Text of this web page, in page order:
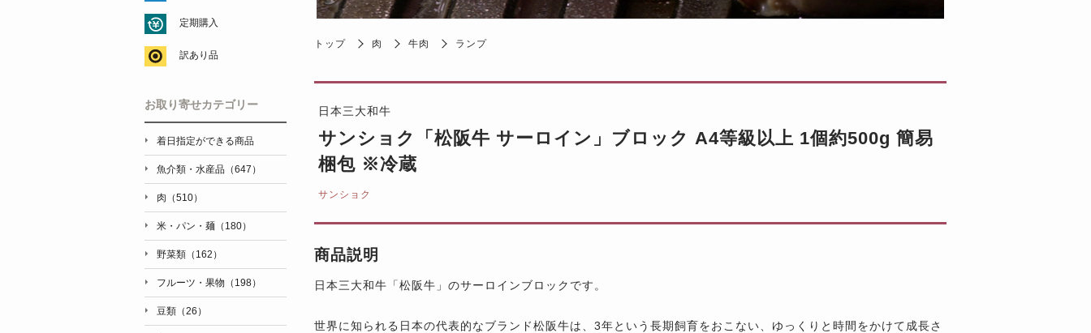
トップ 肉 牛肉 ランプ
日本三大和牛
サンショク「松阪牛 サーロイン」ブロック A4等級以上 1個約500g 簡易
梱包 ※冷蔵
サンショク
商品説明
日本三大和牛「松阪牛」のサーロインブロックです。
世界に知られる日本の代表的なブランド松阪牛は、3年という長期飼育をおこない、ゆっくりと時間をかけて成長さ
定期購入
訳あり品
お取り寄せカテゴリー
着日指定ができる商品
魚介類・水産品（647）
肉（510）
米・パン・麺（180）
野菜類（162）
フルーツ・果物（198）
豆類（26）